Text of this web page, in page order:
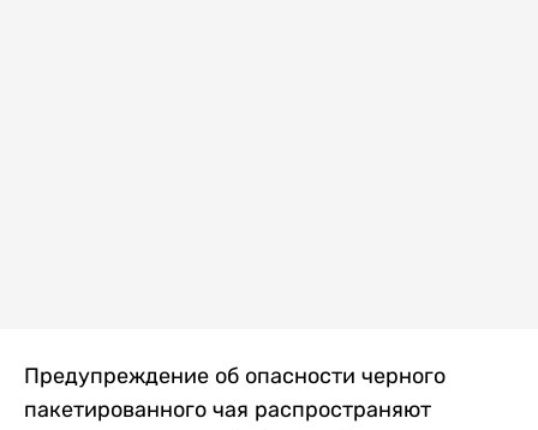
Предупреждение об опасности черного
пакетированного чая распространяют